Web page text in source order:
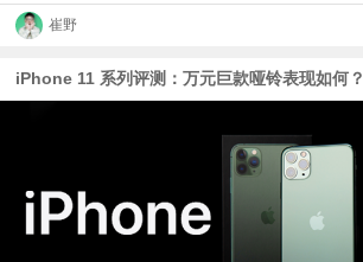
崔野
iPhone 11 系列评测：万元巨款哑铃表现如何？